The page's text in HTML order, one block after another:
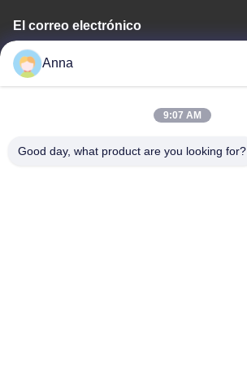
El correo electrónico
wfmbeide@163.com
Nuestra dirección
Anna
9:07 AM
Good day, what product are you looking for?